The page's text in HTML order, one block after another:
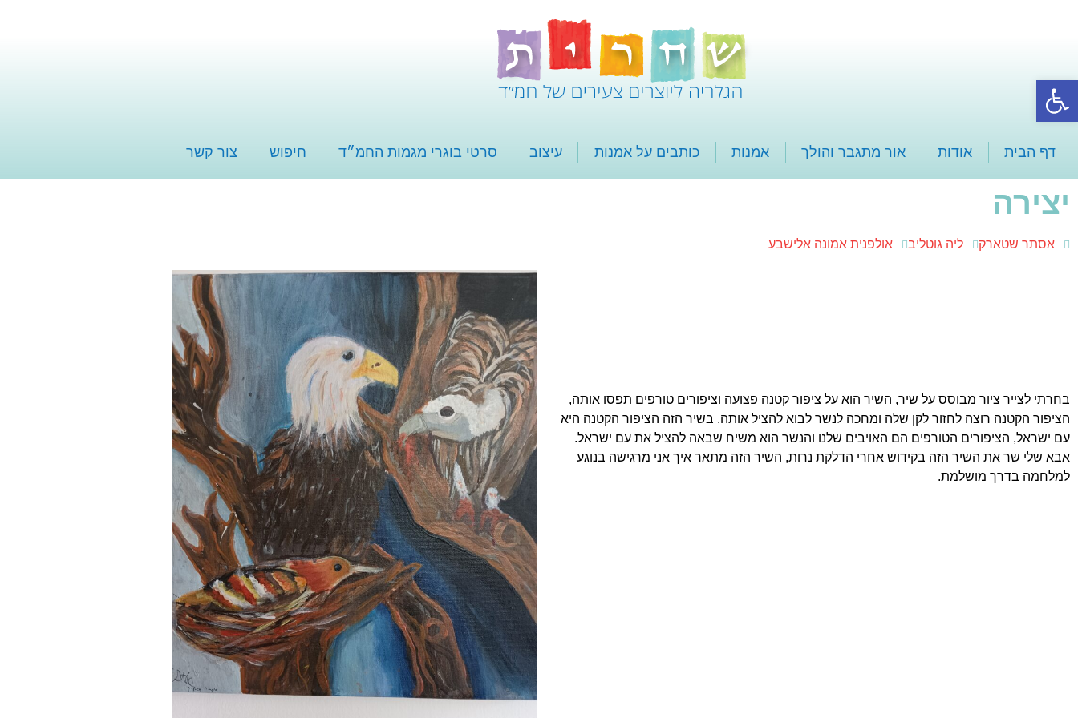
פתח סרגל נגישות
דף הבית אודות אור מתגבר והולך אמנות כותבים על אמנות עיצוב סרטי בוגרי מגמות החמ״ד חיפוש צור קשר
יצירה
אסתר שטארק ליה גוטליב אולפנית אמונה אלישבע
בחרתי לצייר ציור מבוסס על שיר, השיר הוא על ציפור קטנה פצועה וציפורים טורפים תפסו אותה,
הציפור הקטנה רוצה לחזור לקן שלה ומחכה לנשר לבוא להציל אותה. בשיר הזה הציפור הקטנה היא
עם ישראל, הציפורים הטורפים הם האויבים שלנו והנשר הוא משיח שבאה להציל את עם ישראל.
אבא שלי שר את השיר הזה בקידוש אחרי הדלקת נרות, השיר הזה מתאר איך אני מרגישה בנוגע
למלחמה בדרך מושלמת.